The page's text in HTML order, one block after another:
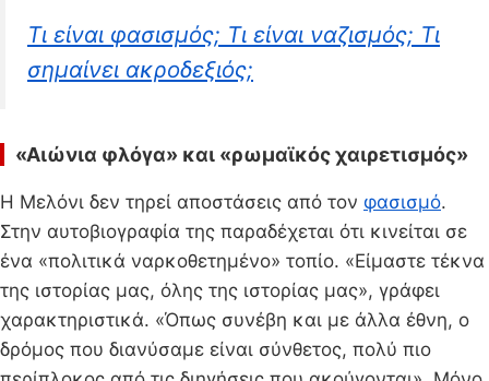
Τι είναι φασισμός; Τι είναι ναζισμός; Τι
σημαίνει ακροδεξιός;
«Αιώνια φλόγα» και «ρωμαϊκός χαιρετισμός»
Η Μελόνι δεν τηρεί αποστάσεις από τον φασισμό.
Στην αυτοβιογραφία της παραδέχεται ότι κινείται σε
ένα «πολιτικά ναρκοθετημένο» τοπίο. «Είμαστε τέκνα
της ιστορίας μας, όλης της ιστορίας μας», γράφει
χαρακτηριστικά. «Όπως συνέβη και με άλλα έθνη, ο
δρόμος που διανύσαμε είναι σύνθετος, πολύ πιο